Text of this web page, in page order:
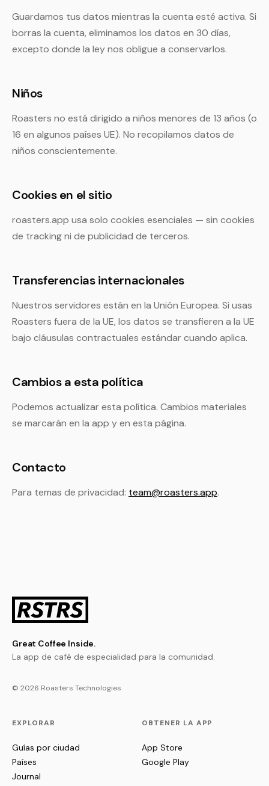
Guardamos tus datos mientras la cuenta esté activa. Si
borras la cuenta, eliminamos los datos en 30 días,
excepto donde la ley nos obligue a conservarlos.
Niños
Roasters no está dirigido a niños menores de 13 años (o
16 en algunos países UE). No recopilamos datos de
niños conscientemente.
Cookies en el sitio
roasters.app usa solo cookies esenciales — sin cookies
de tracking ni de publicidad de terceros.
Transferencias internacionales
Nuestros servidores están en la Unión Europea. Si usas
Roasters fuera de la UE, los datos se transfieren a la UE
bajo cláusulas contractuales estándar cuando aplica.
Cambios a esta política
Podemos actualizar esta política. Cambios materiales
se marcarán en la app y en esta página.
Contacto
Para temas de privacidad: team@roasters.app.
Great Coffee Inside.
La app de café de especialidad para la comunidad.
© 2026 Roasters Technologies
EXPLORAR
Guías por ciudad
Países
Journal
OBTENER LA APP
App Store
Google Play